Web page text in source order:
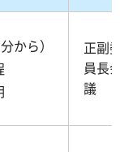
から）
正副
員長
議